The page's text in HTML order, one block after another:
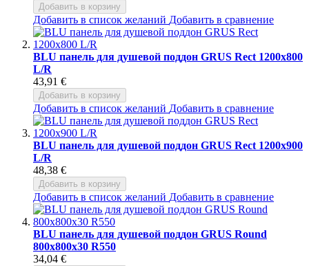
Добавить в корзину
Добавить в список желаний Добавить в сравнение
BLU панель для душевой поддон GRUS Rect 1200x800
L/R
43,91 €
Добавить в корзину
Добавить в список желаний Добавить в сравнение
BLU панель для душевой поддон GRUS Rect 1200x900
L/R
48,38 €
Добавить в корзину
Добавить в список желаний Добавить в сравнение
BLU панель для душевой поддон GRUS Round
800x800x30 R550
34,04 €